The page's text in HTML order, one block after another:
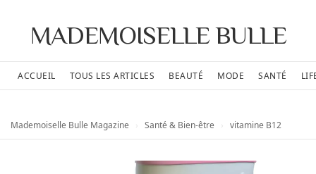
MADEMOISELLE BULLE
ACCUEIL TOUS LES ARTICLES BEAUTÉ MODE SANTÉ
Mademoiselle Bulle Magazine Santé & Bien-être vitamine B12